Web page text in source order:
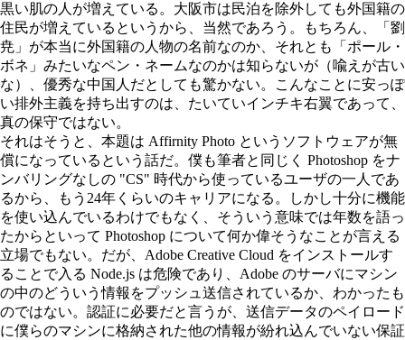
黒い肌の人が増えている。大阪市は民泊を除外しても外国籍の
住民が増えているというから、当然であろう。もちろん、「劉
尭」が本当に外国籍の人物の名前なのか、それとも「ポール・
ボネ」みたいなペン・ネームなのかは知らないが（喩えが古い
な）、優秀な中国人だとしても驚かない。こんなことに安っぽ
い排外主義を持ち出すのは、たいていインチキ右翼であって、
真の保守ではない。
それはそうと、本題は Affirnity Photo というソフトウェアが無
償になっているという話だ。僕も筆者と同じく Photoshop をナ
ンバリングなしの "CS" 時代から使っているユーザの一人であ
るから、もう24年くらいのキャリアになる。しかし十分に機能
を使い込んでいるわけでもなく、そういう意味では年数を語っ
たからといって Photoshop について何か偉そうなことが言える
立場でもない。だが、Adobe Creative Cloud をインストールす
ることで入る Node.js は危険であり、Adobe のサーバにマシン
の中のどういう情報をプッシュ送信されているか、わかったも
のではない。認証に必要だと言うが、送信データのペイロード
に僕らのマシンに格納された他の情報が紛れ込んでいない保証